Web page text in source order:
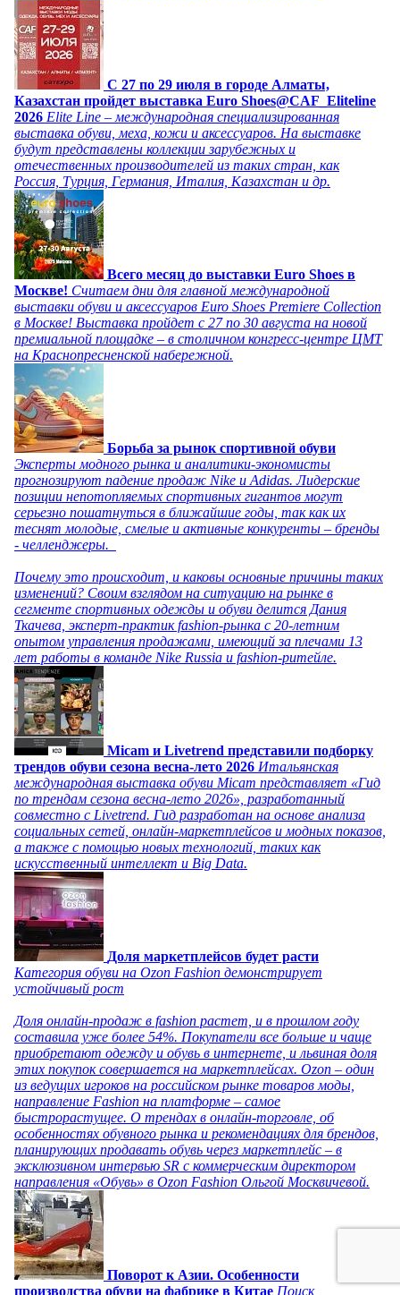
C 27 по 29 июля в городе Алматы,
Казахстан пройдет выставка Euro Shoes@CAF_Eliteline
2026 Elite Line – международная специализированная
выставка обуви, меха, кожи и аксессуаров. На выставке
будут представлены коллекции зарубежных и
отечественных производителей из таких стран, как
Россия, Турция, Германия, Италия, Казахстан и др.
Всего месяц до выставки Euro Shoes в
Москве! Считаем дни для главной международной
выставки обуви и аксессуаров Euro Shoes Premiere Collection
в Москве! Выставка пройдет с 27 по 30 августа на новой
премиальной площадке – в столичном конгресс-центре ЦМТ
на Краснопресненской набережной.
Борьба за рынок спортивной обуви
Эксперты модного рынка и аналитики-экономисты
прогнозируют падение продаж Nike и Adidas. Лидерские
позиции непотопляемых спортивных гигантов могут
серьезно пошатнуться в ближайшие годы, так как их
теснят молодые, смелые и активные конкуренты – бренды
- челленджеры.
Почему это происходит, и каковы основные причины таких
изменений? Своим взглядом на ситуацию на рынке в
сегменте спортивных одежды и обуви делится Дания
Ткачева, эксперт-практик fashion-рынка с 20-летним
опытом управления продажами, имеющий за плечами 13
лет работы в команде Nike Russia и fashion-ритейле.
Micam и Livetrend представили подборку
трендов обуви сезона весна-лето 2026 Итальянская
международная выставка обуви Micam представляет «Гид
по трендам сезона весна-лето 2026», разработанный
совместно с Livetrend. Гид разработан на основе анализа
социальных сетей, онлайн-маркетплейсов и модных показов,
а также с помощью новых технологий, таких как
искусственный интеллект и Big Data.
Доля маркетплейсов будет расти
Категория обуви на Ozon Fashion демонстрирует
устойчивый рост
Доля онлайн-продаж в fashion растет, и в прошлом году
составила уже более 54%. Покупатели все больше и чаще
приобретают одежду и обувь в интернете, и львиная доля
этих покупок совершается на маркетплейсах. Ozon – один
из ведущих игроков на российском рынке товаров моды,
направление Fashion на платформе – самое
быстрорастущее. О трендах в онлайн-торговле, об
особенностях обувного рынка и рекомендациях для брендов,
планирующих продавать обувь через маркетплейс – в
эксклюзивном интервью SR с коммерческим директором
направления «Обувь» в Ozon Fashion Ольгой Москвичевой.
Поворот к Азии. Особенности
производства обуви на фабрике в Китае Поиск